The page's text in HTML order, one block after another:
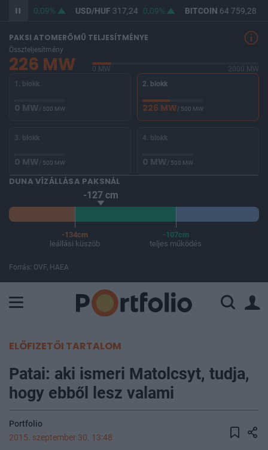
365,72 0,09% USD/HUF317,24 0,09% BITCOIN64 759,28
PAKSI ATOMERŐMŰ TELJESÍTMÉNYE
Összteljesítmény
226 MW 0 MW
2000 MW
1. blokk
0 MW/ 500 MW
2. blokk
226 MW/ 500 MW
3. blokk
0 MW/ 500 MW
4. blokk
0 MW/ 500 MW
DUNA VÍZÁLLÁSA PAKSNÁL
-127 cm
-134cm
leállási küszöb
-107cm
teljes működés
Forrás: OVF, HAEA
ELŐFIZETŐI TARTALOM
Patai: aki ismeri Matolcsyt, tudja,
hogy ebből lesz valami
Portfolio
2015. szeptember 30. 13:48